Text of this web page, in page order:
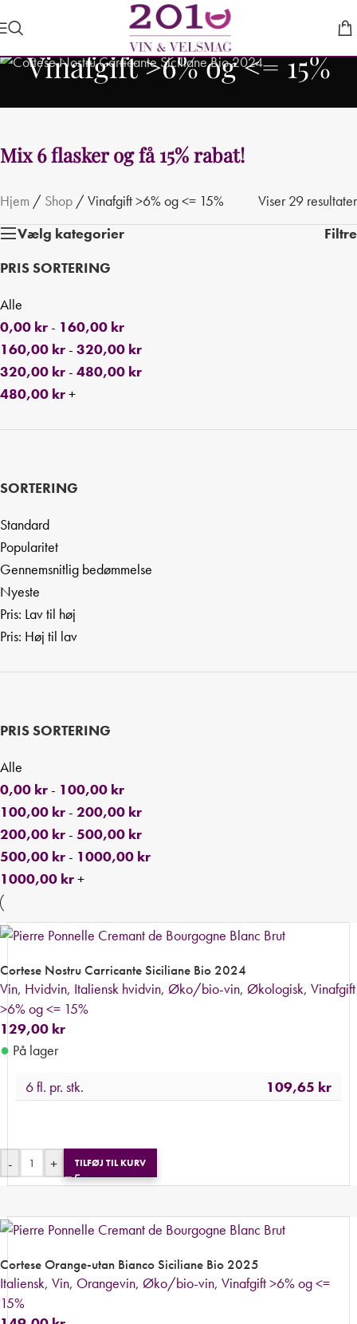
Vinafgift >6% og <= 15%
Hjem / Shop / Vinafgift >6% og <= 15%
Viser 29 resultater
Vælg kategorier
Filtre
PRIS SORTERING
Alle
0,00 kr- 160,00 kr
160,00 kr- 320,00 kr
320,00 kr- 480,00 kr
480,00 kr+
SORTERING
Standard
Popularitet
Gennemsnitlig bedømmelse
Nyeste
Pris: Lav til høj
Pris: Høj til lav
PRIS SORTERING
Alle
0,00 kr- 100,00 kr
100,00 kr- 200,00 kr
200,00 kr- 500,00 kr
500,00 kr- 1000,00 kr
1000,00 kr+
Cortese Nostru Carricante Siciliane Bio 2024
Vin, Hvidvin, Italiensk hvidvin, Øko/bio-vin, Økologisk, Vinafgift
>6% og <= 15%
129,00 kr
● På lager
6 fl. pr. stk.
109,65 kr
- + TILFØJ TIL KURV
Cortese Orange-utan Bianco Siciliane Bio 2025
Italiensk, Vin, Orangevin, Øko/bio-vin, Vinafgift >6% og <=
15%